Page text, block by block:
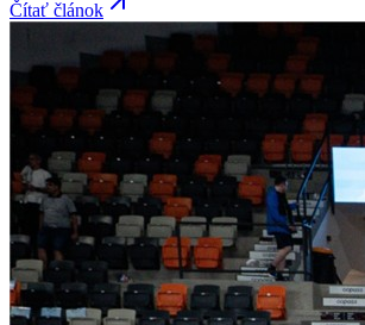
Čítať článok